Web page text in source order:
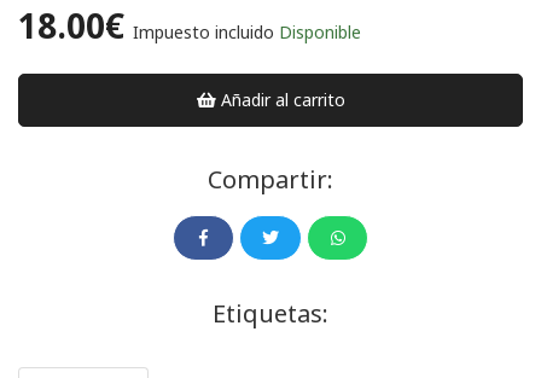
18.00€ Impuesto incluido Disponible
Añadir al carrito
Compartir:
Etiquetas: